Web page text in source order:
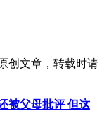
创文章，转载时请
被父母批评 但这